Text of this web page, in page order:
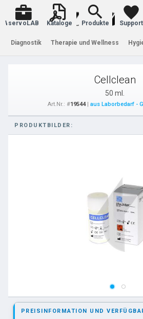
Warenkorb
servoLAB Kataloge Produkte Support
Diagnostik Therapie und Wellness
Cellclean
50 ml.
Art.Nr.: #19544| aus Laborbedarf -
PRODUKTBILDER:
PREISINFORMATION UND